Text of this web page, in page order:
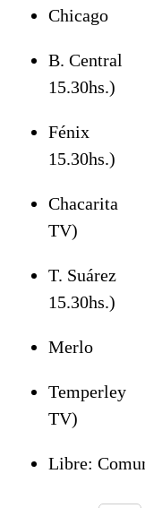
Chicago
B.
15.30hs.)
Fénix
15.30hs.)
Chacarita
TV)
T.
15.30hs.)
Merlo
TV)
Libre: